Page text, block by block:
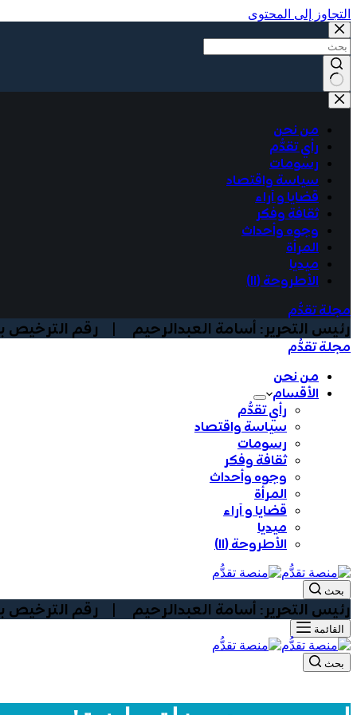
التجاوز إلى المحتوى
No
results
من نحن
رأي تقدُّم
رسومات
سياسة واقتصاد
قضايا و آراء
ثقافة وفكر
وجوه وأحداث
المرأة
ميديا
الأطروحة (١١)
مجلة تقدُّم
رئيس التحرير: أسامة العبدالرحيم | رقم الترخيص بوزارة
مجلة تقدُّم
من نحن
الأقسام
رأي تقدُّم
سياسة واقتصاد
رسومات
ثقافة وفكر
وجوه وأحداث
المرأة
قضايا و آراء
ميديا
الأطروحة (١١)
بحث
رئيس التحرير: أسامة العبدالرحيم | رقم الترخيص بوزارة
القائمة
بحث